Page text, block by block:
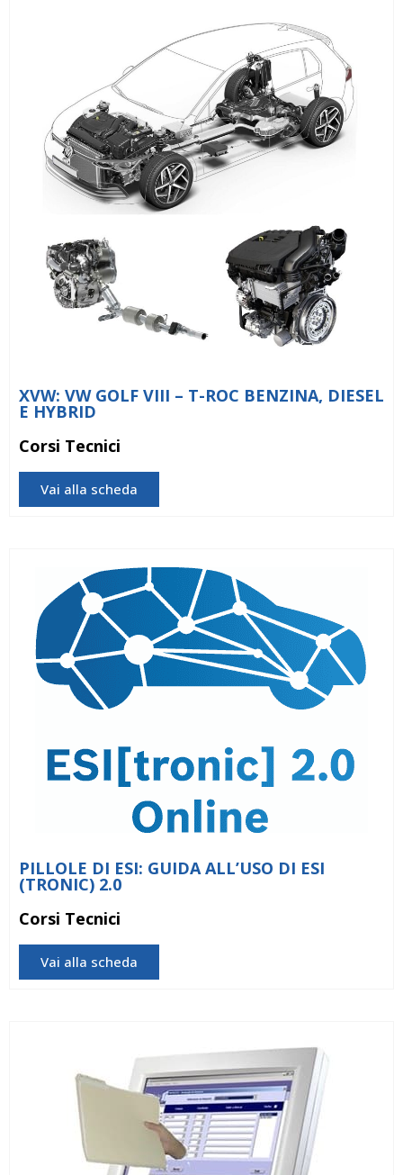
XVW: VW GOLF VIII – T-ROC BENZINA, DIESEL
E HYBRID
Corsi Tecnici
Vai alla scheda
PILLOLE DI ESI: GUIDA ALL’USO DI ESI
(TRONIC) 2.0
Corsi Tecnici
Vai alla scheda